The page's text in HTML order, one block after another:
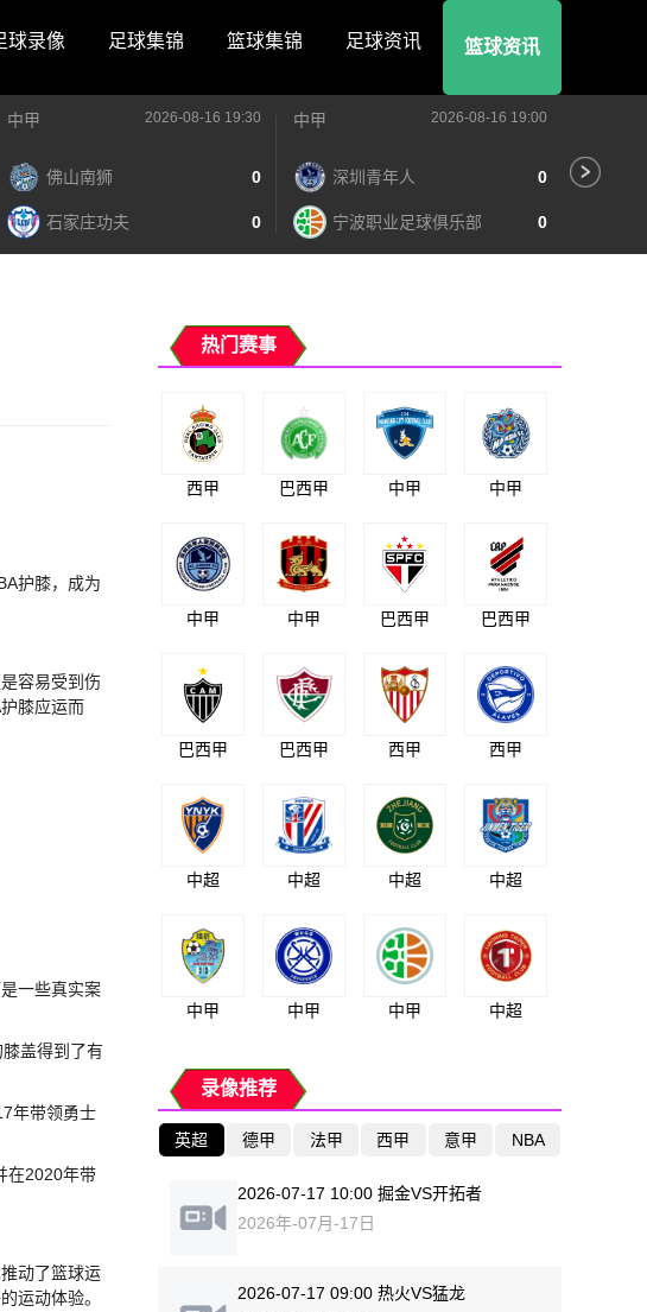
球录像 足球集锦 篮球集锦 足球资讯 篮球资讯
中甲 2026-08-16 19:30
佛山南狮 0
石家庄功夫 0
中甲 2026-08-16 19:00
深圳青年人 0
宁波职业足球俱乐部 0
护膝，成为
容易受到伤
膝应运而
一些真实案
盖得到了有
年带领勇士
在2020年带
动了篮球运
运动体验。
热门赛事
西甲 巴西甲 中甲 中甲
中甲 中甲 巴西甲 巴西甲
巴西甲 巴西甲 西甲 西甲
中超 中超 中超 中超
中甲 中甲 中甲 中超
录像推荐
英超 德甲 法甲 西甲 意甲 NBA
2026-07-17 10:00 掘金VS开拓者
2026年-07月-17日
2026-07-17 09:00 热火VS猛龙